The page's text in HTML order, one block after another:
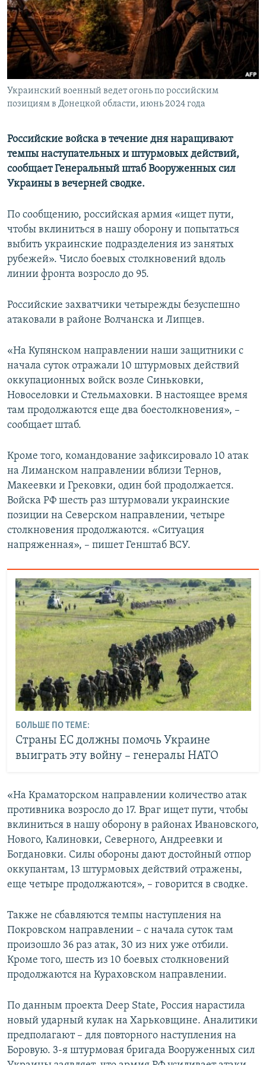
ПОБЕДИТЕЛЕЙ НЕ СУДЯТ?
КРЫМ.НЕПОКОРЕННЫЙ
ELIFBE
УКРАИНСКАЯ ПРОБЛЕМА КРЫМА
ПРИСОЕДИНЯЙТЕСЬ!
Все сайты RFE/RL
Украинский военный ведет огонь по российским
позициям в Донецкой области, июнь 2024 года
Российские войска в течение дня наращивают
темпы наступательных и штурмовых действий,
сообщает Генеральный штаб Вооруженных сил
Украины в вечерней сводке.
По сообщению, российская армия «ищет пути,
чтобы вклиниться в нашу оборону и попытаться
выбить украинские подразделения из занятых
рубежей». Число боевых столкновений вдоль
линии фронта возросло до 95.
Российские захватчики четырежды безуспешно
атаковали в районе Волчанска и Липцев.
«На Купянском направлении наши защитники с
начала суток отражали 10 штурмовых действий
оккупационных войск возле Синьковки,
Новоселовки и Стельмаховки. В настоящее время
там продолжаются еще два боестолкновения», –
сообщает штаб.
Кроме того, командование зафиксировало 10 атак
на Лиманском направлении вблизи Тернов,
Макеевки и Грековки, один бой продолжается.
Войска РФ шесть раз штурмовали украинские
позиции на Северском направлении, четыре
столкновения продолжаются. «Ситуация
напряженная», – пишет Генштаб ВСУ.
БОЛЬШЕ ПО ТЕМЕ:
Страны ЕС должны помочь Украине
выиграть эту войну – генералы НАТО
«На Краматорском направлении количество атак
противника возросло до 17. Враг ищет пути, чтобы
вклиниться в нашу оборону в районах Ивановского,
Нового, Калиновки, Северного, Андреевки и
Богдановки. Силы обороны дают достойный отпор
оккупантам, 13 штурмовых действий отражены,
еще четыре продолжаются», – говорится в сводке.
Также не сбавляются темпы наступления на
Покровском направлении – с начала суток там
произошло 36 раз атак, 30 из них уже отбили.
Кроме того, шесть из 10 боевых столкновений
продолжаются на Кураховском направлении.
По данным проекта Deep State, Россия нарастила
новый ударный кулак на Харьковщине. Аналитики
предполагают – для повторного наступления на
Боровую. 3-я штурмовая бригада Вооруженных сил